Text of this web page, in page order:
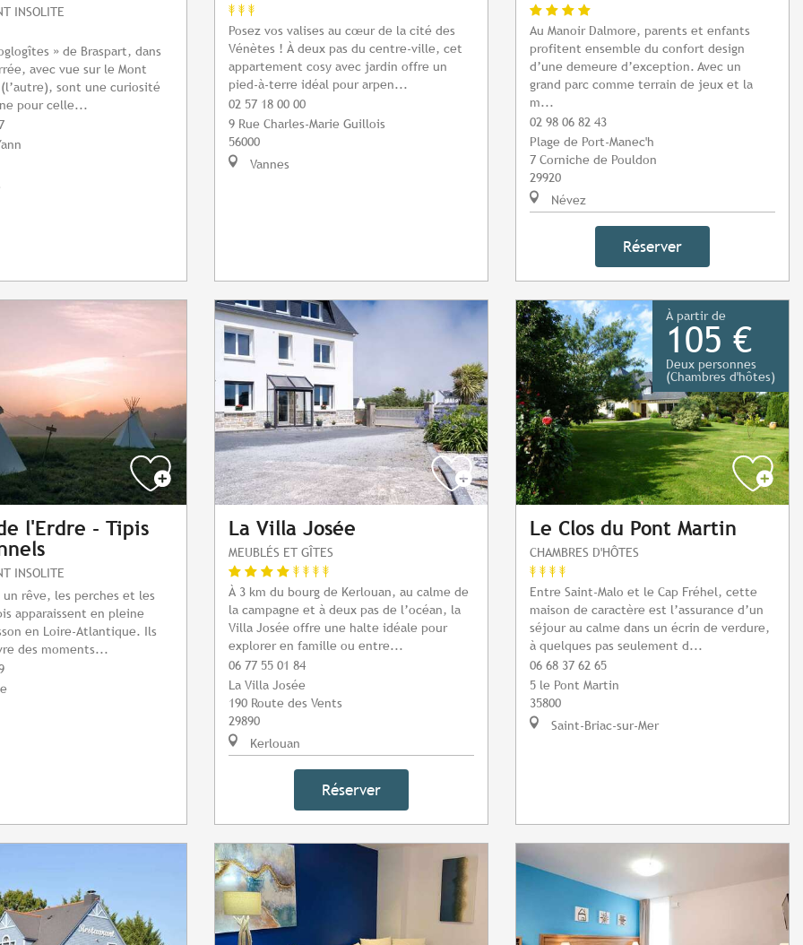
INSOLITE
» de Braspart, dans
avec vue sur le Mont
sont une curiosité
pour celle...
Posez vos valises au cœur de la cité des
Vénètes ! À deux pas du centre-ville, cet
appartement cosy avec jardin offre un
pied-à-terre idéal pour arpen...
02 57 18 00 00
9 Rue Charles-Marie Guillois
56000
Vannes
Au Manoir Dalmore, parents et enfants
profitent ensemble du confort design
d’une demeure d’exception. Avec un
grand parc comme terrain de jeux et la
m...
02 98 06 82 43
Plage de Port-Manec'h
7 Corniche de Pouldon
29920
Névez
Réserver
l'Erdre - Tipis
INSOLITE
un rêve, les perches et les
apparaissent en pleine
en Loire-Atlantique. Ils
des moments...
La Villa Josée
MEUBLÉS ET GÎTES
À 3 km du bourg de Kerlouan, au calme de
la campagne et à deux pas de l’océan, la
Villa Josée offre une halte idéale pour
explorer en famille ou entre...
06 77 55 01 84
La Villa Josée
190 Route des Vents
29890
Kerlouan
Réserver
À partir de
105 €
Deux personnes
(Chambres d'hôtes)
Le Clos du Pont Martin
CHAMBRES D'HÔTES
Entre Saint-Malo et le Cap Fréhel, cette
maison de caractère est l’assurance d’un
séjour au calme dans un écrin de verdure,
à quelques pas seulement d...
06 68 37 62 65
5 le Pont Martin
35800
Saint-Briac-sur-Mer